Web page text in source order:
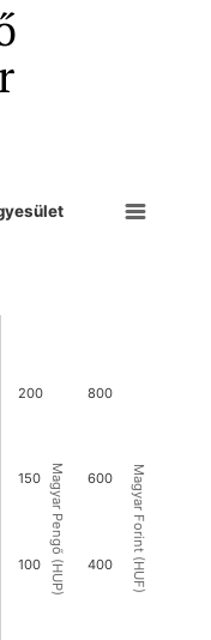
Magyar Pengő (HUP) Magyar Forint (HUF)
100
150
200
400
600
800